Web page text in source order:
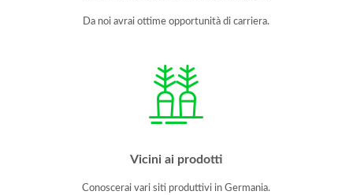
Da noi avrai ottime opportunità di carriera.
Vicini ai prodotti
Conoscerai vari siti produttivi in Germania.